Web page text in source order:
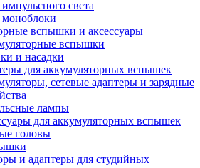
света
вспышки и аксессуары
вспышки
и насадки
для аккумуляторных вспышек
сетевые адаптеры и зарядные
лампы
для аккумуляторных вспышек
головы
и адаптеры для студийных